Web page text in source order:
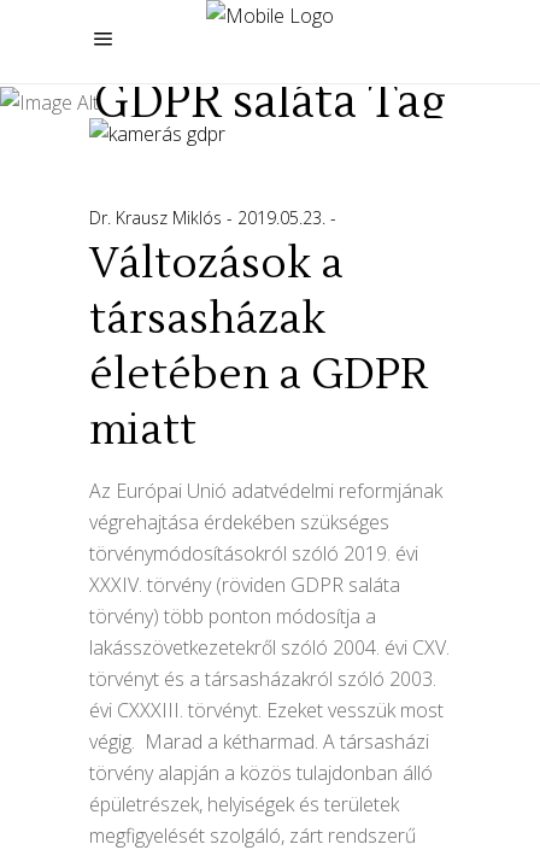
GDPR saláta Tag
Dr. Krausz Miklós 2019.05.23.
Változások a
társasházak
életében a GDPR
miatt
Az Európai Unió adatvédelmi reformjának
végrehajtása érdekében szükséges
törvénymódosításokról szóló 2019. évi
XXXIV. törvény (röviden GDPR saláta
törvény) több ponton módosítja a
lakásszövetkezetekről szóló 2004. évi CXV.
törvényt és a társasházakról szóló 2003.
évi CXXXIII. törvényt. Ezeket vesszük most
végig. Marad a kétharmad. A társasházi
törvény alapján a közös tulajdonban álló
épületrészek, helyiségek és területek
megfigyelését szolgáló, zárt rendszerű